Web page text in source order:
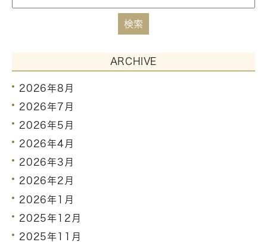
ARCHIVE
2026年8月
2026年7月
2026年5月
2026年4月
2026年3月
2026年2月
2026年1月
2025年12月
2025年11月